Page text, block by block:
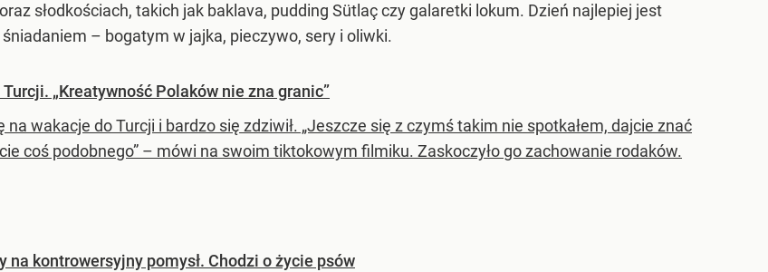
słodkościach, takich jak baklava, pudding Sütlaç czy galaretki lokum. Dzień najlepiej jest
– bogatym w jajka, pieczywo, sery i oliwki.
„Kreatywność Polaków nie zna granic”
na wakacje do Turcji i bardzo się zdziwił. „Jeszcze się z czymś takim nie spotkałem, dajcie znać
coś podobnego” – mówi na swoim tiktokowym filmiku. Zaskoczyło go zachowanie rodaków.
na kontrowersyjny pomysł. Chodzi o życie psów